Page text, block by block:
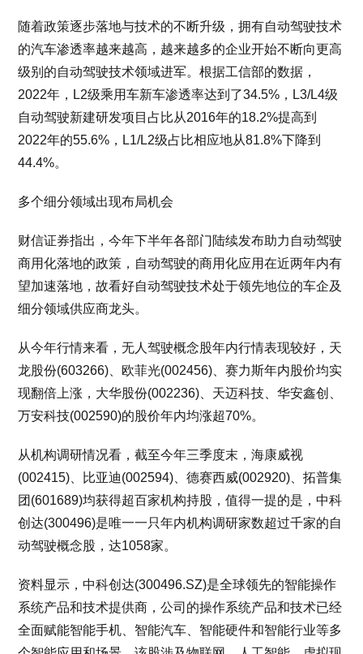
随着政策逐步落地与技术的不断升级，拥有自动驾驶技术
的汽车渗透率越来越高，越来越多的企业开始不断向更高
级别的自动驾驶技术领域进军。根据工信部的数据，
2022年，L2级乘用车新车渗透率达到了34.5%，L3/L4级
自动驾驶新建研发项目占比从2016年的18.2%提高到
2022年的55.6%，L1/L2级占比相应地从81.8%下降到
44.4%。
多个细分领域出现布局机会
财信证券指出，今年下半年各部门陆续发布助力自动驾驶
商用化落地的政策，自动驾驶的商用化应用在近两年内有
望加速落地，故看好自动驾驶技术处于领先地位的车企及
细分领域供应商龙头。
从今年行情来看，无人驾驶概念股年内行情表现较好，天
龙股份(603266)、欧菲光(002456)、赛力斯年内股价均实
现翻倍上涨，大华股份(002236)、天迈科技、华安鑫创、
万安科技(002590)的股价年内均涨超70%。
从机构调研情况看，截至今年三季度末，海康威视
(002415)、比亚迪(002594)、德赛西威(002920)、拓普集
团(601689)均获得超百家机构持股，值得一提的是，中科
创达(300496)是唯一一只年内机构调研家数超过千家的自
动驾驶概念股，达1058家。
资料显示，中科创达(300496.SZ)是全球领先的智能操作
系统产品和技术提供商，公司的操作系统产品和技术已经
全面赋能智能手机、智能汽车、智能硬件和智能行业等多